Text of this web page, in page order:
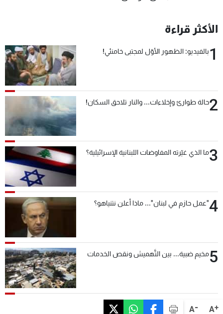
A+
A-
الأكثر قراءة
1بالفيديو: الظهور الأوّل لمجتبى خامنئي!
2حالة طوارئ وإخلاءات... والنار تلاحق السكان!
3ما الذي غيّرته المفاوضات اللبنانية الإسرائيلية؟
4"عمل حازم في لبنان"... ماذا أعلن نتنياهو؟
5مخيم ضبية... بين التَّهميش ونقص الخدمات